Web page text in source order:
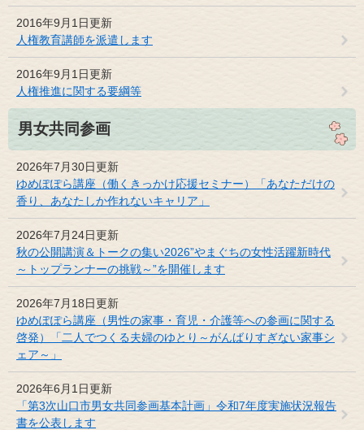
2016年9月1日更新
人権教育講師を派遣します
2016年9月1日更新
人権推進に関する要綱等
男女共同参画
2026年7月30日更新
ゆめぽぽら講座（働くきっかけ応援セミナー）「あなただけの
香り、あなたしか作れないキャリア」
2026年7月24日更新
秋の公開講演＆トークの集い2026”やまぐちの女性活躍新時代
～トップランナーの挑戦～”を開催します
2026年7月18日更新
ゆめぽぽら講座（男性の家事・育児・介護等への参画に関する
啓発）「二人でつくる夫婦のゆとり～がんばりすぎない家事シ
ェア～」
2026年6月1日更新
「第3次山口市男女共同参画基本計画」令和7年度実施状況報告
書を公表します